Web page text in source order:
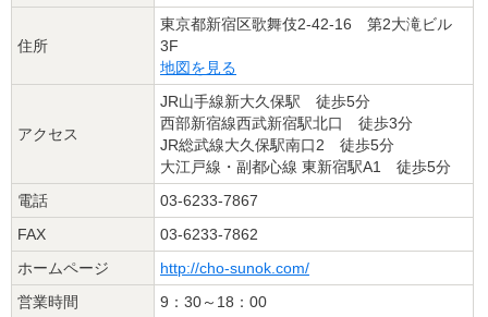
住所
東京都新宿区歌舞伎2-42-16 第2大滝ビル
3F
地図を見る
アクセス
JR山手線新大久保駅 徒歩5分
西部新宿線西武新宿駅北口 徒歩3分
JR総武線大久保駅南口2 徒歩5分
大江戸線・副都心線 東新宿駅A1 徒歩5分
電話
03-6233-7867
FAX
03-6233-7862
ホームページ
http://cho-sunok.com/
営業時間
9：30～18：00